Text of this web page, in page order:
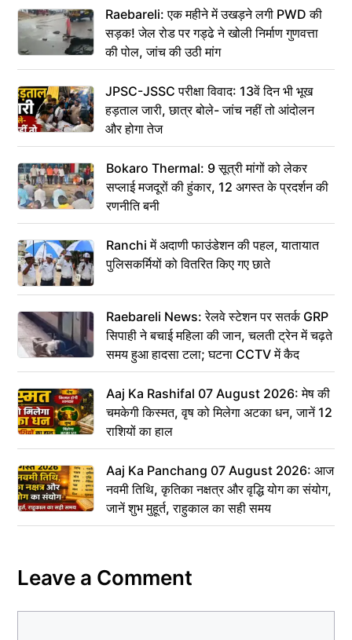
Raebareli: एक महीने में उखड़ने लगी PWD की
सड़क! जेल रोड पर गड्ढे ने खोली निर्माण गुणवत्ता
की पोल, जांच की उठी मांग
JPSC-JSSC परीक्षा विवाद: 13वें दिन भी भूख
हड़ताल जारी, छात्र बोले- जांच नहीं तो आंदोलन
और होगा तेज
Bokaro Thermal: 9 सूत्री मांगों को लेकर
सप्लाई मजदूरों की हुंकार, 12 अगस्त के प्रदर्शन की
रणनीति बनी
Ranchi में अदाणी फाउंडेशन की पहल, यातायात
पुलिसकर्मियों को वितरित किए गए छाते
Raebareli News: रेलवे स्टेशन पर सतर्क GRP
सिपाही ने बचाई महिला की जान, चलती ट्रेन में चढ़ते
समय हुआ हादसा टला; घटना CCTV में कैद
Aaj Ka Rashifal 07 August 2026: मेष की
चमकेगी किस्मत, वृष को मिलेगा अटका धन, जानें 12
राशियों का हाल
Aaj Ka Panchang 07 August 2026: आज
नवमी तिथि, कृतिका नक्षत्र और वृद्धि योग का संयोग,
जानें शुभ मुहूर्त, राहुकाल का सही समय
Leave a Comment